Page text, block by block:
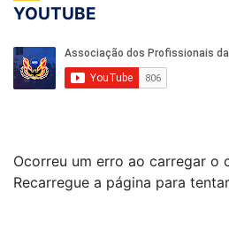
YOUTUBE
Ocorreu um erro ao carregar o
Recarregue a página para